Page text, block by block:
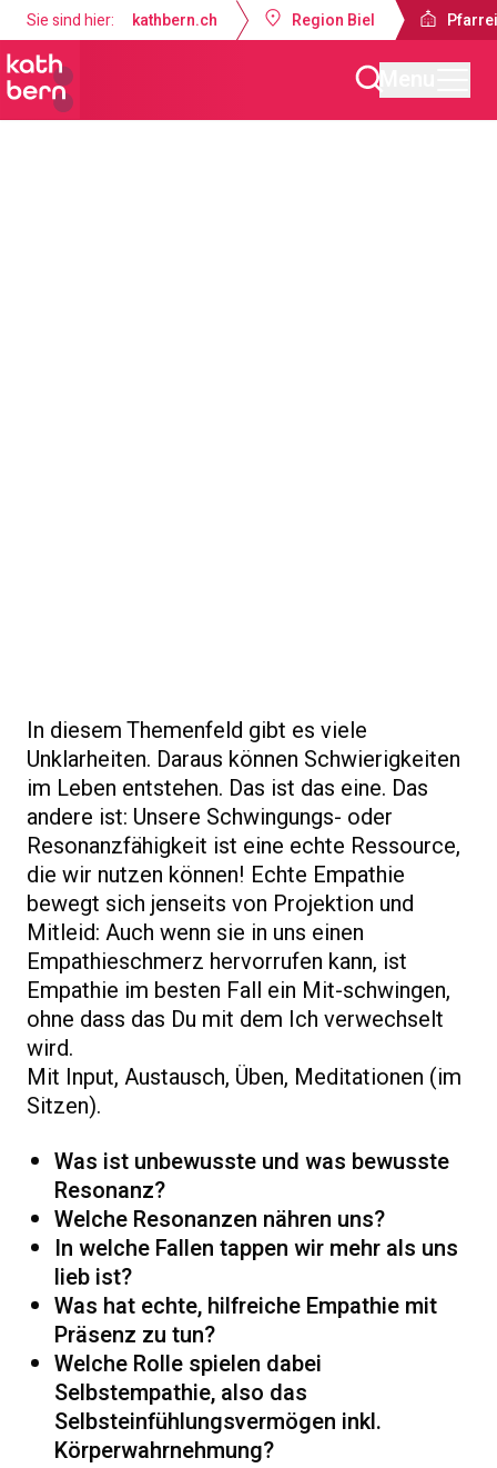
Sie sind hier: kathbern.ch Region Biel
In diesem Themenfeld gibt es viele
Unklarheiten. Daraus können Schwierigkeiten
im Leben entstehen. Das ist das eine. Das
andere ist: Unsere Schwingungs- oder
Resonanzfähigkeit ist eine echte Ressource,
die wir nutzen können! Echte Empathie
bewegt sich jenseits von Projektion und
Mitleid: Auch wenn sie in uns einen
Empathieschmerz hervorrufen kann, ist
Empathie im besten Fall ein Mit-schwingen,
ohne dass das Du mit dem Ich verwechselt
wird.
Mit Input, Austausch, Üben, Meditationen (im
Sitzen).
Was ist unbewusste und was bewusste
Resonanz?
Welche Resonanzen nähren uns?
In welche Fallen tappen wir mehr als uns
lieb ist?
Was hat echte, hilfreiche Empathie mit
Präsenz zu tun?
Welche Rolle spielen dabei
Selbstempathie, also das
Selbsteinfühlungsvermögen inkl.
Körperwahrnehmung?